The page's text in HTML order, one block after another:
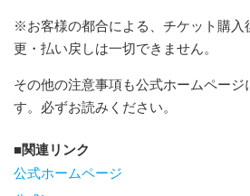
※お客様の都合による、チケット購入
更・払い戻しは一切できません。
その他の注意事項も公式ホームページ
す。必ずお読みください。
関連リンク
公式ホームページ